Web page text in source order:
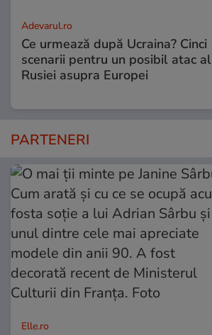
Adevarul.ro
Ce urmează după Ucraina? Cinci
scenarii pentru un posibil atac al
Rusiei asupra Europei
PARTENERI
Elle.ro